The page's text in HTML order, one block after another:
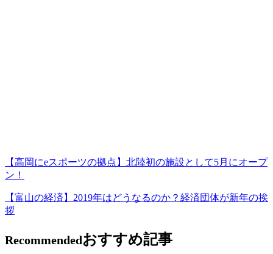
【高岡にeスポーツの拠点】北陸初の施設として5月にオープ
ン！
【富山の経済】2019年はどうなるのか？経済団体が新年の挨
拶
Recommendedおすすめ記事